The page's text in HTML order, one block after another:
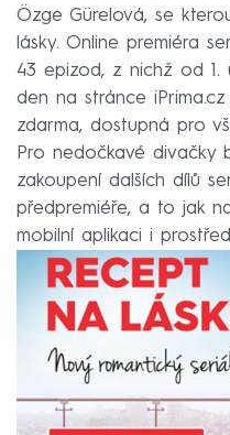
Özge Gürelová, se
lásky. Online premiéra
43 epizod, z nichž od 1.
den na stránce
zdarma, dostupná pro
Pro nedočkavé divačky
zakoupení dalších dílů
předpremiéře, a to jak
mobilní aplikaci i